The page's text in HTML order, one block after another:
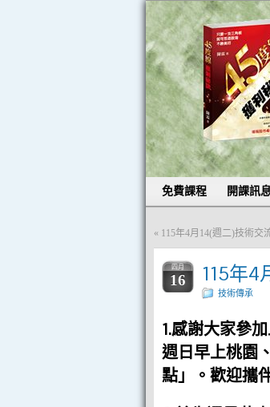
免費課程 開課訊息
« 115年4月14(週二)技術交
四月
16 115年4
技術傳承
1.感謝大家參
週日早上桃園
點」。歡迎攜